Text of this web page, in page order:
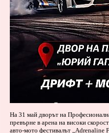
На 31 май дворът на
превърне в арена на високи
авто-мото фестивалът „Adrenaline